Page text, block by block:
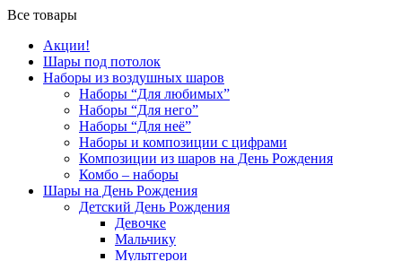
Все товары
Акции!
Шары под потолок
Наборы из воздушных шаров
Наборы “Для любимых”
Наборы “Для него”
Наборы “Для неё”
Наборы и композиции с цифрами
Композиции из шаров на День Рождения
Комбо – наборы
Шары на День Рождения
Детский День Рождения
Девочке
Мальчику
Мультгерои